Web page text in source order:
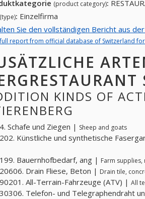
(product category):
(type): Einzelfirma
Sie den vollständigen Bericht aus
report from official database of Switzerland
KINDS OF
Schafe und Ziegen | Sheep and goats
Künstliche und synthetische
Bauernhofbedarf, ang | Farm supplies,
Drain Fliese, Beton | Drain tile,
All-Terrain-Fahrzeuge (ATV) | All
Telefon- und Telegraphendraht